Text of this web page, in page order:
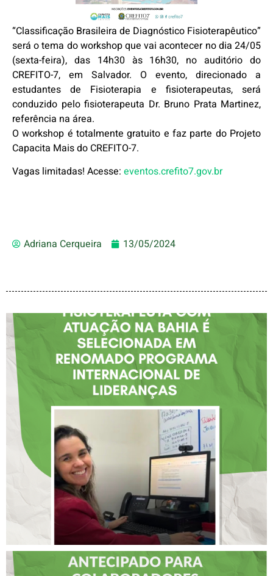
“Classificação Brasileira de Diagnóstico Fisioterapêutico”
será o tema do workshop que vai acontecer no dia 24/05
(sexta-feira), das 14h30 às 16h30, no auditório do
CREFITO-7, em Salvador. O evento, direcionado a
estudantes de Fisioterapia e fisioterapeutas, será
conduzido pelo fisioterapeuta Dr. Bruno Prata Martinez,
referência na área.
O workshop é totalmente gratuito e faz parte do Projeto
Capacita Mais do CREFITO-7.
Vagas limitadas! Acesse: eventos.crefito7.gov.br
Adriana Cerqueira 13/05/2024
FISIOTERAPEUTA COM
ATUAÇÃO NA BAHIA É
SELECIONADA EM
RENOMADO PROGRAMA
INTERNACIONAL DE
LIDERANÇAS